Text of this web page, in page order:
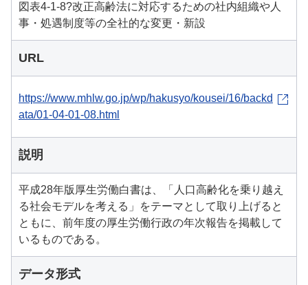
図表4-1-8?改正高齢法に対応するための社内組織や人
事・処遇制度等の全社的な変更・新設
URL
https://www.mhlw.go.jp/wp/hakusyo/kousei/16/backd
ata/01-04-01-08.html
説明
平成28年版厚生労働白書は、「人口高齢化を乗り越え
る社会モデルを考える」をテーマとして取り上げると
ともに、前年度の厚生労働行政の年次報告を掲載して
いるものである。
データ形式